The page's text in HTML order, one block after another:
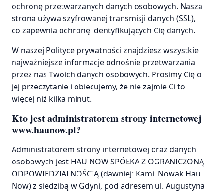
ochronę przetwarzanych danych osobowych. Nasza
strona używa szyfrowanej transmisji danych (SSL),
co zapewnia ochronę identyfikujących Cię danych.
W naszej Polityce prywatności znajdziesz wszystkie
najważniejsze informacje odnośnie przetwarzania
przez nas Twoich danych osobowych. Prosimy Cię o
jej przeczytanie i obiecujemy, że nie zajmie Ci to
więcej niż kilka minut.
Kto jest administratorem strony internetowej
www.haunow.pl?
Administratorem strony internetowej oraz danych
osobowych jest HAU NOW SPÓŁKA Z OGRANICZONĄ
ODPOWIEDZIALNOŚCIĄ (dawniej: Kamil Nowak Hau
Now) z siedzibą w Gdyni, pod adresem ul. Augustyna